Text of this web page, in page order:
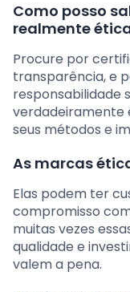
Como posso
realmente
Procure por
transparência, e
responsabilidade
verdadeiramente
seus métodos e
As marcas
Elas podem ter
compromisso
muitas vezes
qualidade e
valem a pena.